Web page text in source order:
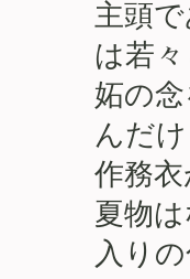
主頭
は若
妬の
んだけ
作務
夏物
入り